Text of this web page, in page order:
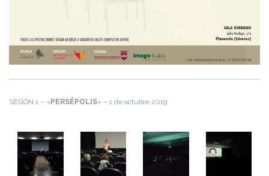
SESIÓN 1 – «PERSÉPOLIS» – 1 de octubre 2019